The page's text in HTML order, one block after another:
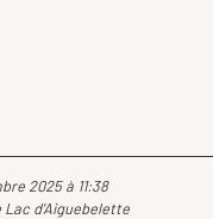
2025 à 11:38
Lac d'Aiguebelette